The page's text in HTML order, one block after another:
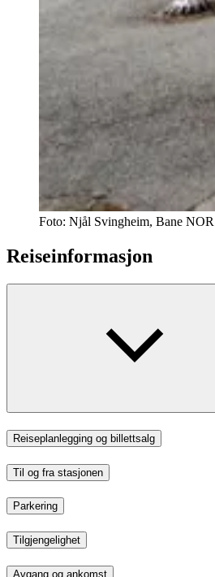
Foto: Njål Svingheim, Bane NOR
Reiseinformasjon
Reiseplanlegging og billettsalg
Til og fra stasjonen
Parkering
Tilgjengelighet
Avgang og ankomst